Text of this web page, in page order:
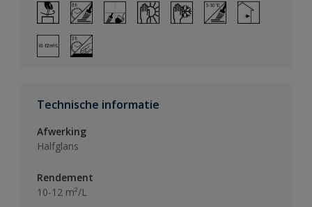
Technische informatie
Afwerking
Halfglans
Rendement
10-12 m²/L